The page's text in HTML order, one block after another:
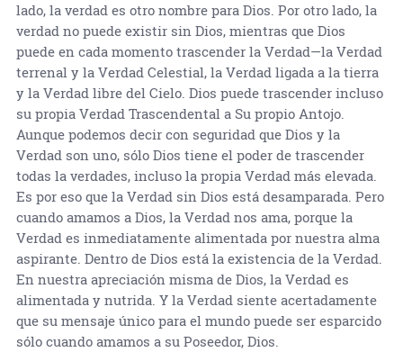
lado, la verdad es otro nombre para Dios. Por otro lado, la
verdad no puede existir sin Dios, mientras que Dios
puede en cada momento trascender la Verdad—la Verdad
terrenal y la Verdad Celestial, la Verdad ligada a la tierra
y la Verdad libre del Cielo. Dios puede trascender incluso
su propia Verdad Trascendental a Su propio Antojo.
Aunque podemos decir con seguridad que Dios y la
Verdad son uno, sólo Dios tiene el poder de trascender
todas la verdades, incluso la propia Verdad más elevada.
Es por eso que la Verdad sin Dios está desamparada. Pero
cuando amamos a Dios, la Verdad nos ama, porque la
Verdad es inmediatamente alimentada por nuestra alma
aspirante. Dentro de Dios está la existencia de la Verdad.
En nuestra apreciación misma de Dios, la Verdad es
alimentada y nutrida. Y la Verdad siente acertadamente
que su mensaje único para el mundo puede ser esparcido
sólo cuando amamos a su Poseedor, Dios.